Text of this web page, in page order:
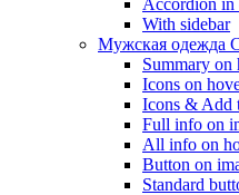
Accordion in
With sidebar
Мужская одежда
Summary on
Icons on
Icons & Add
Full info on
All info on
Button on
Standard